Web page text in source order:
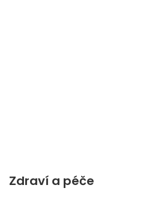
Zdraví a péče